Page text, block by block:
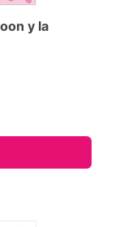
y la